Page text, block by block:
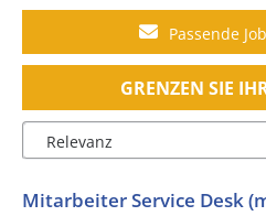
Passende
GRENZEN SIE
Mitarbeiter Service Desk